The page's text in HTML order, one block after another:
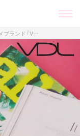
【夏はコレ！】大人気コスメブランド『VDL』スンヨンちゃんらが広告モデルの新作ティントが優秀過ぎる♡